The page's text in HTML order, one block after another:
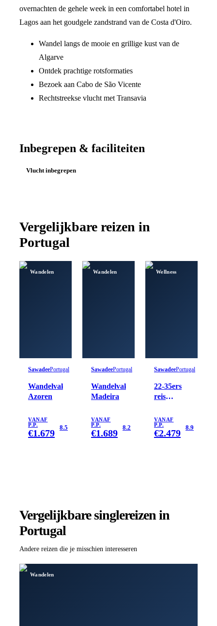
overnachten de gehele week in een comfortabel hotel in
Lagos aan het goudgele zandstrand van de Costa d'Oiro.
Wandel langs de mooie en grillige kust van de
Algarve
Ontdek prachtige rotsformaties
Bezoek aan Cabo de São Vicente
Rechtstreekse vlucht met Transavia
Inbegrepen & faciliteiten
Vlucht inbegrepen
Vergelijkbare reizen in
Portugal
Wandelen
SawadeePortugal
Wandelvakantie
Azoren
VANAF
P.P.
€1.679 8.5
Wandelen
SawadeePortugal
Wandelvakantie
Madeira
VANAF
P.P.
€1.689 8.2
Wellness
SawadeePortugal
22-35ers
reis
&
Portugal
VANAF
P.P.
€2.479 8.9
Vergelijkbare singlereizen in
Portugal
Andere reizen die je misschien interesseren
Wandelen